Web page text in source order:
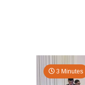
3 Minutes